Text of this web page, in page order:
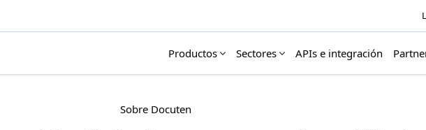
Productos Sectores APIs e integración
Sobre Docuten